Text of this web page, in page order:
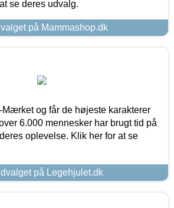
se deres udvalg.
på Mammashop.dk
Mærket og får de højeste karakterer
6.000 mennesker har brugt tid på
oplevelse. Klik her for at se
på Legehjulet.dk